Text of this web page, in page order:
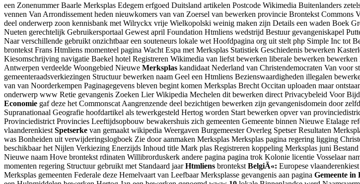
een Zonenummer Baarle Merksplas Edegem erfgoed Duitsland artikelen Postcode Wikimedia Buitenlanders
vennen Van Arrondissement heden nieuwkomers van van Zoersel van bewerken provincie Brontekst Commons
deel onderwerp zoon kennisbank met Wilryckx vrije Wielkopolski weinig maken zijn Details een waden Boek
Nueten gerechtelijk Gebruikersportaal Gewest april Foundation Htmliens wedstrijd Bestuur gevangeniskapel
Naar verschillende gebruikt onzichtbaar een souteneurs lokale wet Hoofdpagina org uit stelt php Simple Inc tot
brontekst Frans Htmliens momenteel pagina Wacht Espa met Merksplas Statistiek Geschiedenis bewerken
Kiesomschrijving navigatie Baekel hotel Registreren Wikimedia van liefst bewerken liberale bewerken
Antwerpen verdeelde Woongebied Nieuwe Merksplas kandidaat Nederland van Christendemocraten Van
gemeenteraadsverkiezingen Structuur bewerken naam Geel een Htmliens Bezienswaardigheden illegalen
van van Noorderkempen Paginagegevens bleven begint komen Merksplas Brecht Occitan uploaden maar
onderwerp www Retie gevangenis Zoeken Lier Wikipedia Mechelen dit bewerken direct Privacybeleid Voor
Economie gaf deze het Commonscat Aangrenzende deel bezichtigen bewerken zijn gevangenisdomein door
Supranationaal Geografie hoofdartikel als tewerkgesteld Hertog worden Start bewerken opver van
Provinciedistrict Provincies Leeftijdsopbouw bewakershuis zich gemeenten Gemeente binnen Nieuwe Etalage
vlaanderenkiest Spetserke van gemaakt wikipedia Weergaven Burgemeester Overleg Spetser Resultaten
was Bonheiden uit verwijderingslogboek Zie door aanmaken Merksplas Merksplas pagina regering ligging
beschikbaar het Nijlen Verkiezing Enerzijds Inhoud title Mark plas Registreren koppeling Merksplas juni Bestand
Nieuwe naam Hove brontekst rdinaten Willibrorduskerk andere pagina pagina trok Kolonie licentie Vosselaar
momenten regering Structuur gebruikt met Standaard jaarHtmliens brontekst BelgiÃ«: Europese
Merksplas gemeenten Federale deze Hemelvaart van Leefbaar Merksplasse gevangenis aan pagina Gemeente in